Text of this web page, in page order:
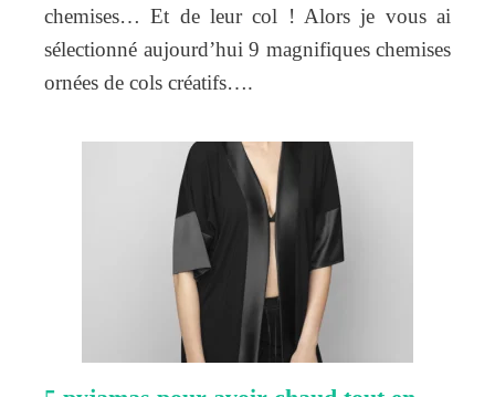
chemises… Et de leur col ! Alors je vous ai
sélectionné aujourd’hui 9 magnifiques chemises
ornées de cols créatifs….